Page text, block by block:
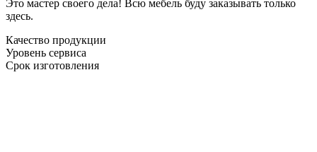
Это мастер своего дела! Всю мебель буду заказывать только
здесь.
Качество продукции
Уровень сервиса
Срок изготовления